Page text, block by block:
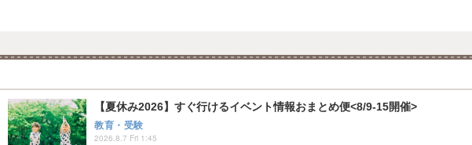
【夏休み2026】すぐ行けるイベント情報おまとめ便<8/9-15開催>
教育・受験
2026.8.7 Fri 1:45